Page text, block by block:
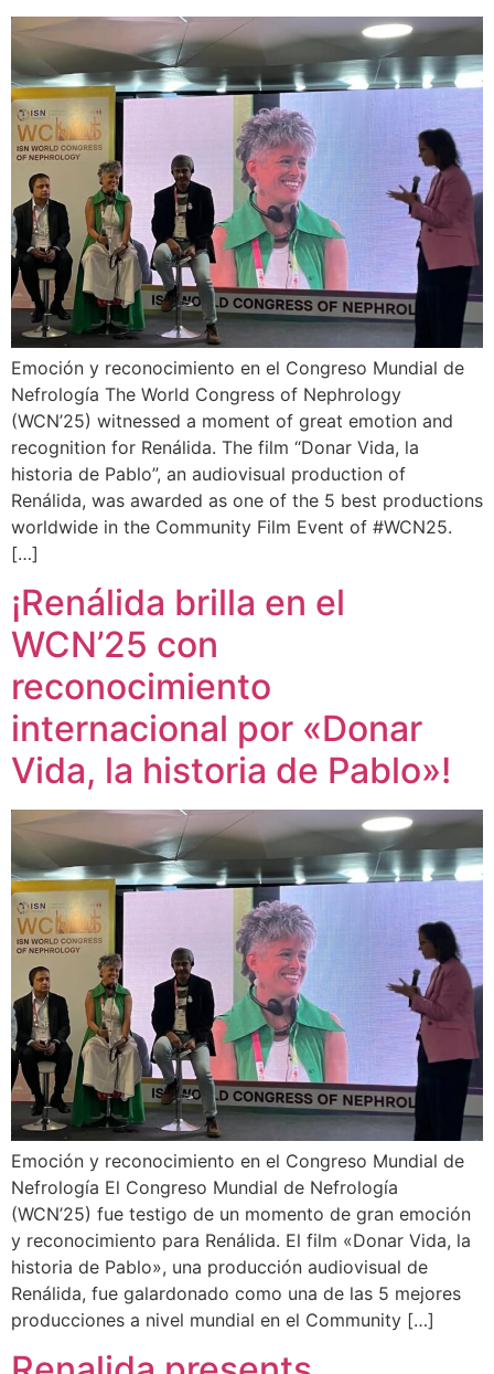
Emoción y reconocimiento en el Congreso Mundial de
Nefrología The World Congress of Nephrology
(WCN’25) witnessed a moment of great emotion and
recognition for Renálida. The film “Donar Vida, la
historia de Pablo”, an audiovisual production of
Renálida, was awarded as one of the 5 best productions
worldwide in the Community Film Event of #WCN25.
[…]
¡Renálida brilla en el
WCN’25 con
reconocimiento
internacional por «Donar
Vida, la historia de Pablo»!
Emoción y reconocimiento en el Congreso Mundial de
Nefrología El Congreso Mundial de Nefrología
(WCN’25) fue testigo de un momento de gran emoción
y reconocimiento para Renálida. El film «Donar Vida, la
historia de Pablo», una producción audiovisual de
Renálida, fue galardonado como una de las 5 mejores
producciones a nivel mundial en el Community […]